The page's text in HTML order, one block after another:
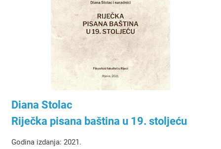
Diana Stolac
Riječka pisana baština u 19. stoljeću
Godina izdanja: 2021.